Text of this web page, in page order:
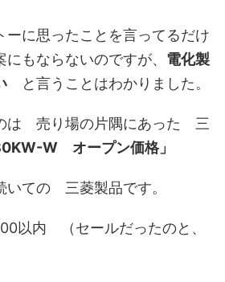
ーに思ったことを言ってるだけ
もならないのですが、 電化製
と言うことはわかりました。
は 売り場の片隅にあった 三
W オープン価格」
いての 三菱製品です。
以内 （セールだったのと、